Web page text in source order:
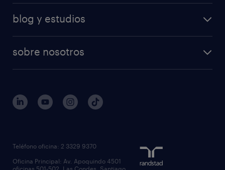
blog y estudios
sobre nosotros
Teléfono oficina: 2 3329 9370
Oficina Principal: Av. Apoquindo 4501